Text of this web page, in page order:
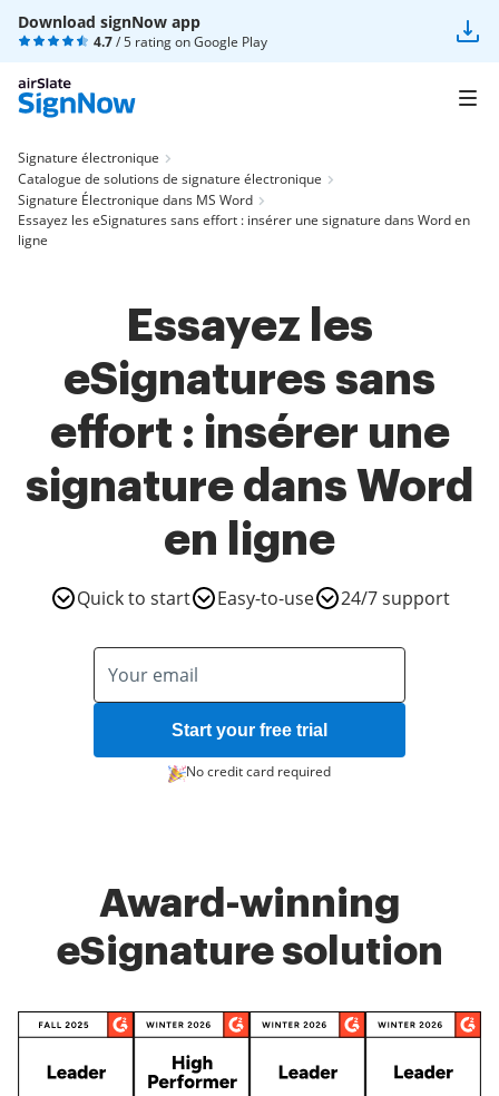
Download signNow app
4.7/ 5 rating onGoogle Play
Signature électronique
Catalogue de solutions de signature électronique
Signature Électronique dans MS Word
Essayez les eSignatures sans effort : insérer une signature dans Word en
ligne
Essayez les
eSignatures sans
effort : insérer une
signature dans Word
en ligne
Quick to start Easy-to-use 24/7 support
Start your free trial
No credit card required
Award-winning
eSignature solution